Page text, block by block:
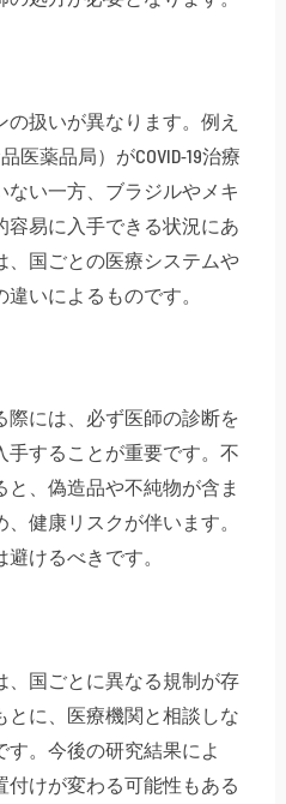
扱いが異なります。例え
医薬品局）がCOVID-19治療
い一方、ブラジルやメキ
易に入手できる状況にあ
、国ごとの医療システムや
いによるものです。
には、必ず医師の診断を
することが重要です。不
、偽造品や不純物が含ま
健康リスクが伴います。
けるべきです。
国ごとに異なる規制が存
に、医療機関と相談しな
。今後の研究結果によ
けが変わる可能性もある